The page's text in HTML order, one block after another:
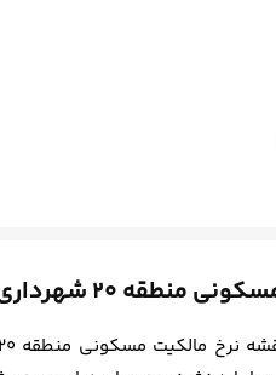
20 شهرداری تهران